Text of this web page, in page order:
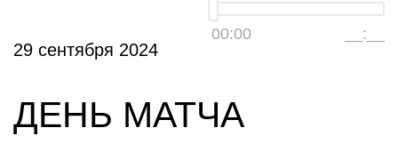
00:00 __:__
29 сентября 2024
ДЕНЬ МАТЧА